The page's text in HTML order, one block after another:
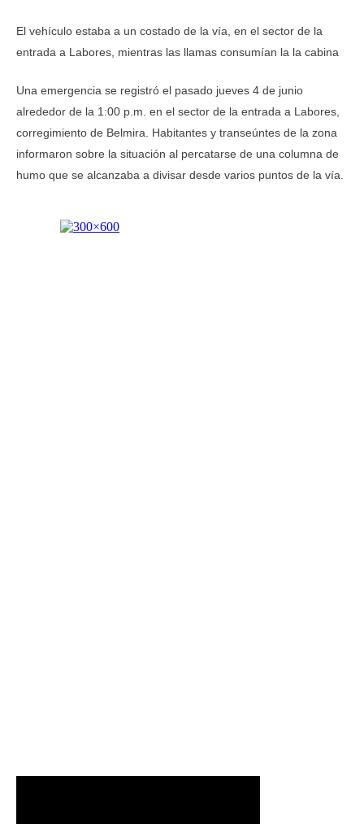
El vehículo estaba a un costado de la vía, en el sector de la
entrada a Labores, mientras las llamas consumían la la cabina
Una emergencia se registró el pasado jueves 4 de junio
alrededor de la 1:00 p.m. en el sector de la entrada a Labores,
corregimiento de Belmira. Habitantes y transeúntes de la zona
informaron sobre la situación al percatarse de una columna de
humo que se alcanzaba a divisar desde varios puntos de la vía.